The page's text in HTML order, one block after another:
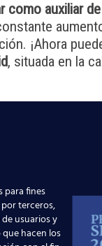
como auxiliar
¡Ahora
, situada en la
este
para fines
terceros,
usuarios y
hacen los